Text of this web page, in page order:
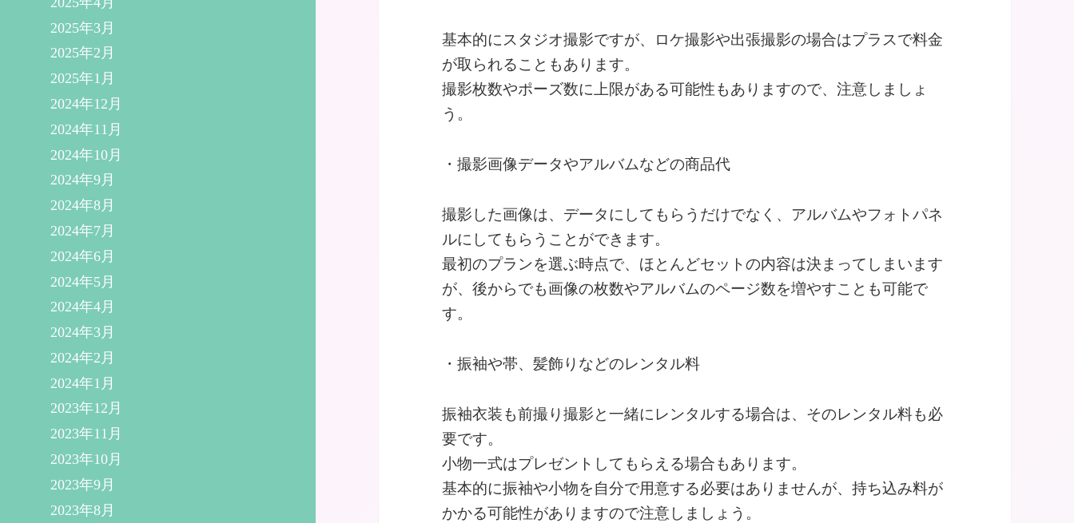
2025年3月
2025年2月
2025年1月
2024年12月
2024年11月
2024年10月
2024年9月
2024年8月
2024年7月
2024年6月
2024年5月
2024年4月
2024年3月
2024年2月
2024年1月
2023年12月
2023年11月
2023年10月
2023年9月
2023年8月
基本的にスタジオ撮影ですが、ロケ撮影や出張撮影の場合はプラスで料金
が取られることもあります。
撮影枚数やポーズ数に上限がある可能性もありますので、注意しましょ
う。
・撮影画像データやアルバムなどの商品代
撮影した画像は、データにしてもらうだけでなく、アルバムやフォトパネ
ルにしてもらうことができます。
最初のプランを選ぶ時点で、ほとんどセットの内容は決まってしまいます
が、後からでも画像の枚数やアルバムのページ数を増やすことも可能で
す。
・振袖や帯、髪飾りなどのレンタル料
振袖衣装も前撮り撮影と一緒にレンタルする場合は、そのレンタル料も必
要です。
小物一式はプレゼントしてもらえる場合もあります。
基本的に振袖や小物を自分で用意する必要はありませんが、持ち込み料が
かかる可能性がありますので注意しましょう。